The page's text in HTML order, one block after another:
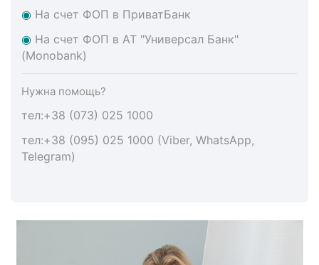
◉ На счет ФОП в ПриватБанк
◉ На счет ФОП в АТ "Универсал Банк"
(Monobank)
Нужна помощь?
тел:+38 (073) 025 1000
тел:+38 (095) 025 1000 (Viber, WhatsApp,
Telegram)